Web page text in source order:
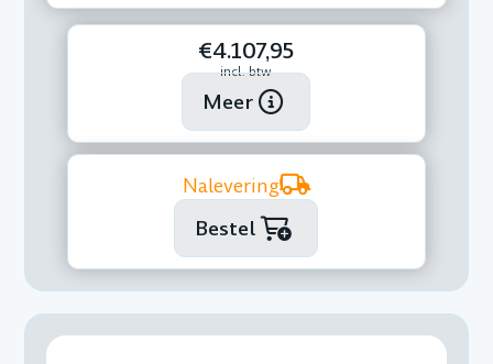
€4.107,95
incl. btw
Meer
Nalevering
Bestel